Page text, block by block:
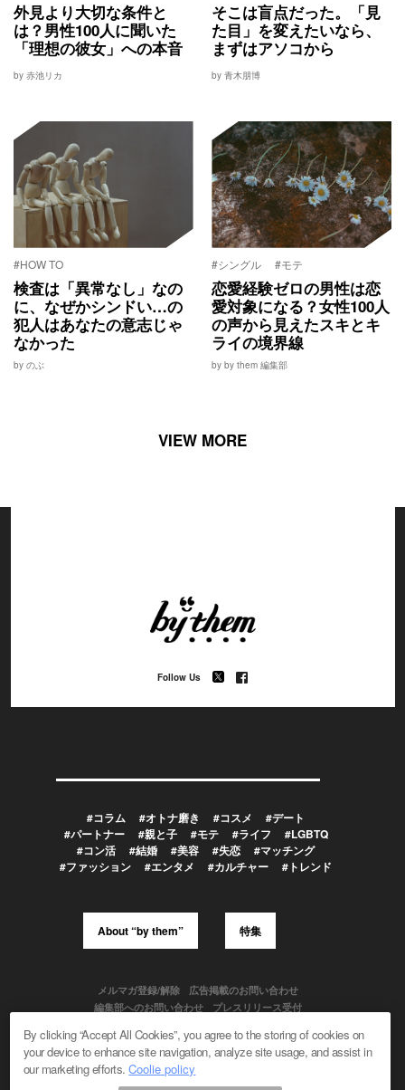
外見より大切な条件と
は？男性100人に聞いた
「理想の彼女」への本音
by 赤池リカ
そこは盲点だった。「見
た目」を変えたいなら、
まずはアソコから
by 青木朋博
#HOW TO
検査は「異常なし」なの
に、なぜかシンドい…の
犯人はあなたの意志じゃ
なかった
by のぶ
#シングル #モテ
恋愛経験ゼロの男性は恋
愛対象になる？女性100人
の声から見えたスキとキ
ライの境界線
by by them 編集部
VIEW MORE
Follow Us
#コラム #オトナ磨き #コスメ
#デート
#パートナー
#親と子 #モテ #ライフ
#LGBTQ
#コン活
#結婚 #美容 #失恋
#マッチング
#ファッション
#エンタメ #カルチャー #トレンド
About “by them” 特集
メルマガ登録/解除
広告掲載のお問い合わせ
編集部へのお問い合わせ
プレスリリース受付
By clicking “Accept All Cookies”, you agree to the storing of cookies on
your device to enhance site navigation, analyze site usage, and assist in
our marketing efforts.Coolie policy